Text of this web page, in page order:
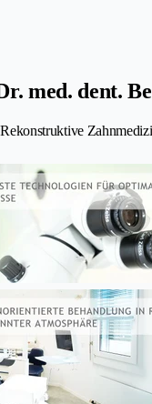
med. dent.